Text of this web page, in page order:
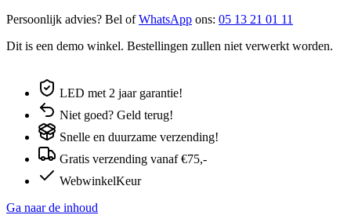
Persoonlijk advies? Bel ofWhatsApp ons: 05 13 21 01 11
Dit is een demo winkel. Bestellingen zullen niet verwerkt worden.
LED met 2 jaar garantie!
Niet goed? Geld terug!
Snelle en duurzame verzending!
Gratis verzending vanaf €75,-
WebwinkelKeur
Ga naar de inhoud